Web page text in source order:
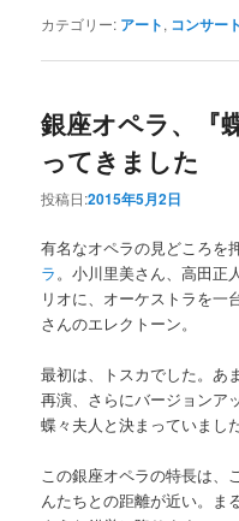
カテゴリー: アート, コンサート
銀座オペラ、『
ってきました
投稿日:2015年5月2日
有名なオペラの見どころを
ラ。小川里美さん、高田正
リオに、オーケストラを一
さんのエレクトーン。
最初は、トスカでした。あ
再演、さらにバージョンア
蝶々夫人と決まっていました
この銀座オペラの特長は、
んたちとの距離が近い。ま